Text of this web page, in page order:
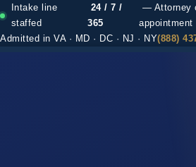
Intake line
staffed
24 / 7 /
365
— Attorney
appointment
Admitted in VA · MD · DC · NJ · NY(888)